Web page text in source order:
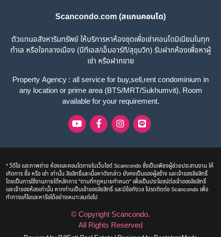
Scancondo.com (สแกนคอนโด)
ตัวแทนอสังหาริมทรัพย์ ให้บริการหาห้องชุดเพื่อเช่าคอนโดมิเนียมในทุก
ทำเล หรือใจกลางเมือง (บีทีเอส/เอ็มอาร์ที/สุขุมวิท) รับฝากห้องเพื่อหาผู้
เช่า หรือฝากขาย
Property Agency : all service for buy,sell,rent condominium in
any location or prime area (BTS/MRT/Sukhumvit). Room
available for your requirement.
* วีดีโอ และภาพถ่าย ห้องและคอนโดภายในเว็บไซด์ Scancondo ซึ่งเป็นเพียงผู้ช่วยประสานงาน ให้
เกิดการ ซื้อ หรือ เช่า เท่านั้น ลิขสิทธิ์และเนื้อหาดังกล่าว ยังคงเป็นของผู้สร้าง และเจ้าของลิขสิทธิ์
โดยเป็นการใช้งานภายใต้หลักการ "ตามที่กฎหมายกำหนด" เพื่อเป็นประโยชน์ต่อเจ้าของลิขสิทธิ์
และเจ้าของห้องเท่านั้น หากท่านเป็นเจ้าของลิขสิทธิ์ และมีข้อกังวล โปรดติดต่อ Scancondo เพื่อ
ทำการแก้ไขและหารือได้อย่างเหมาะสมต่อไป
© Copyright Scancondo.
All Rights Reserved